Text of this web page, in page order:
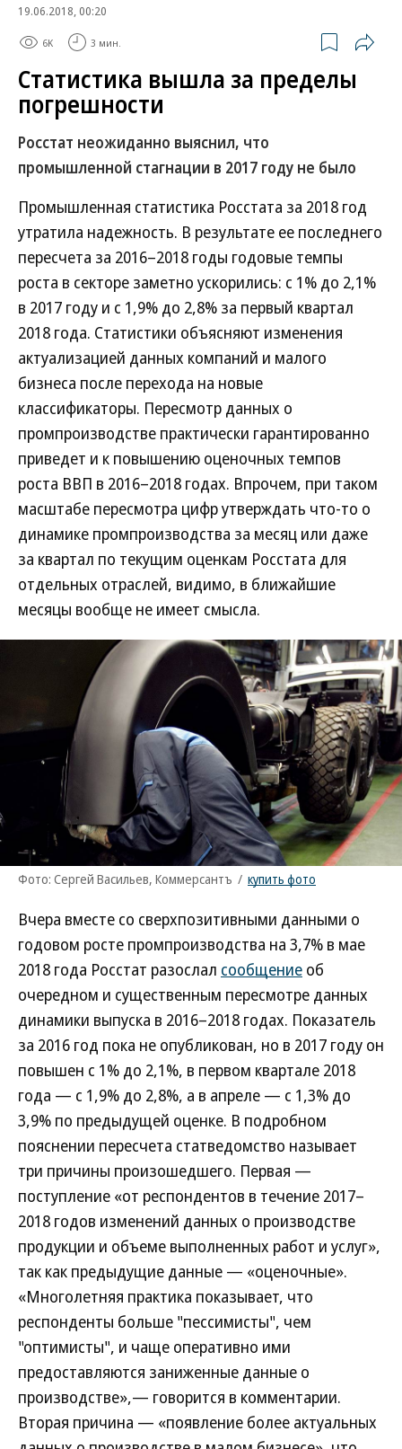
19.06.2018, 00:20
6K 3 мин.
Статистика вышла за пределы
погрешности
Росстат неожиданно выяснил, что
промышленной стагнации в 2017 году не было
Промышленная статистика Росстата за 2018 год
утратила надежность. В результате ее последнего
пересчета за 2016–2018 годы годовые темпы
роста в секторе заметно ускорились: с 1% до 2,1%
в 2017 году и с 1,9% до 2,8% за первый квартал
2018 года. Статистики объясняют изменения
актуализацией данных компаний и малого
бизнеса после перехода на новые
классификаторы. Пересмотр данных о
промпроизводстве практически гарантированно
приведет и к повышению оценочных темпов
роста ВВП в 2016–2018 годах. Впрочем, при таком
масштабе пересмотра цифр утверждать что-то о
динамике промпроизводства за месяц или даже
за квартал по текущим оценкам Росстата для
отдельных отраслей, видимо, в ближайшие
месяцы вообще не имеет смысла.
Фото: Сергей Васильев, Коммерсантъ / купить фото
Вчера вместе со сверхпозитивными данными о
годовом росте промпроизводства на 3,7% в мае
2018 года Росстат разослал сообщение об
очередном и существенным пересмотре данных
динамики выпуска в 2016–2018 годах. Показатель
за 2016 год пока не опубликован, но в 2017 году он
повышен с 1% до 2,1%, в первом квартале 2018
года — с 1,9% до 2,8%, а в апреле — с 1,3% до
3,9% по предыдущей оценке. В подробном
пояснении пересчета статведомство называет
три причины произошедшего. Первая —
поступление «от респондентов в течение 2017–
2018 годов изменений данных о производстве
продукции и объеме выполненных работ и услуг»,
так как предыдущие данные — «оценочные».
«Многолетняя практика показывает, что
респонденты больше "пессимисты", чем
"оптимисты", и чаще оперативно ими
предоставляются заниженные данные о
производстве»,— говорится в комментарии.
Вторая причина — «появление более актуальных